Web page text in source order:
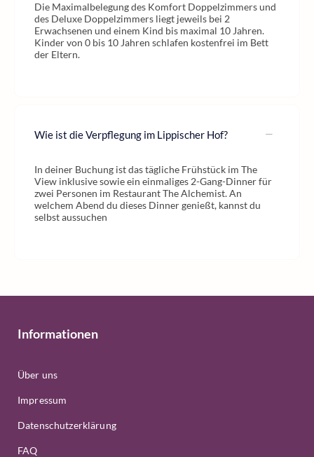
Die Maximalbelegung des Komfort Doppelzimmers und
des Deluxe Doppelzimmers liegt jeweils bei 2
Erwachsenen und einem Kind bis maximal 10 Jahren.
Kinder von 0 bis 10 Jahren schlafen kostenfrei im Bett
der Eltern.
Wie ist die Verpflegung im Lippischer Hof?
In deiner Buchung ist das tägliche Frühstück im The
View inklusive sowie ein einmaliges 2-Gang-Dinner für
zwei Personen im Restaurant The Alchemist. An
welchem Abend du dieses Dinner genießt, kannst du
selbst aussuchen
Informationen
Über uns
Impressum
Datenschutzerklärung
FAQ